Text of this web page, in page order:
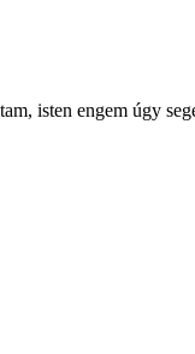
isten engem úgy